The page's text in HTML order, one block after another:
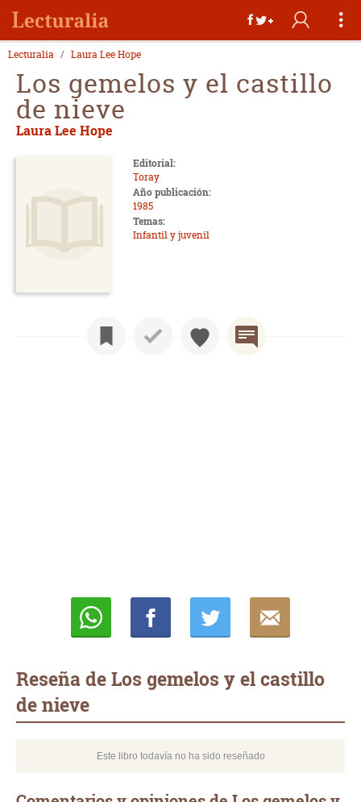
Lecturalia Laura Lee Hope
Los gemelos y el castillo
de nieve
Laura Lee Hope
Editorial:
Toray
Año publicación:
1985
Temas:
Infantil y juvenil
Reseña de Los gemelos y el castillo
de nieve
Este libro todavía no ha sido reseñado